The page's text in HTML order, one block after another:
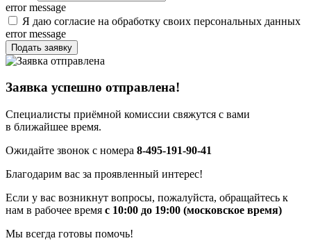
error message
Я даю согласие на обработку своих персональных данных
error message
Подать заявку
Заявка успешно отправлена!
Специалисты приёмной комиссии свяжутся с вами
в ближайшее время.
Ожидайте звонок с номера 8-495-191-90-41
Благодарим вас за проявленный интерес!
Если у вас возникнут вопросы, пожалуйста, обращайтесь к
нам в рабочее время с 10:00 до 19:00 (московское время)
Мы всегда готовы помочь!